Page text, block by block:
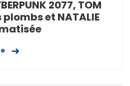
2077, TOM
plombs et NATALIE